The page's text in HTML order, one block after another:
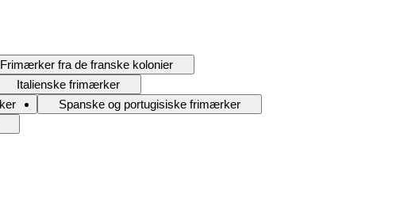
Frimærker fra de franske kolonier
Italienske frimærker
Spanske og portugisiske frimærker